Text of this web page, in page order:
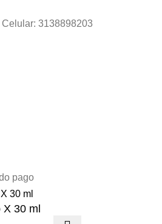
Celular: 3138898203
X 30 ml